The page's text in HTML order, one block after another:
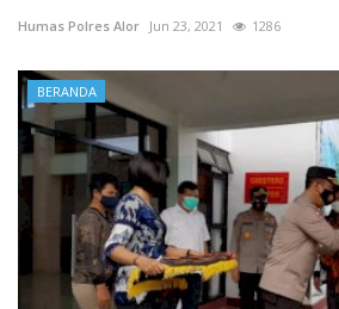
Humas Polres Alor Jun 23, 2021 1286
BERANDA